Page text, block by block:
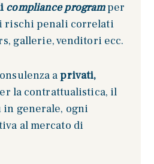
compliance programper
rischi penali correlati
gallerie, venditori ecc.
aprivati,
la contrattualistica, il
in generale, ogni
al mercato di